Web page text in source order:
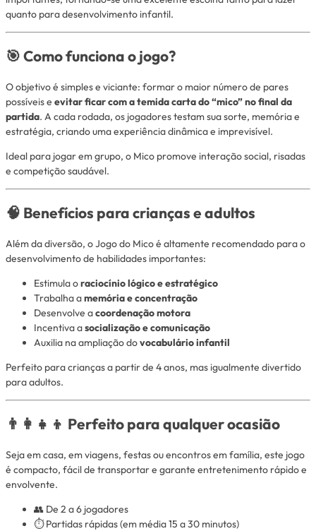
quanto para desenvolvimento infantil.
🎯 Como funciona o jogo?
O objetivo é simples e viciante: formar o maior número de pares
possíveis e evitar ficar com a temida carta do “mico” no final da
partida. A cada rodada, os jogadores testam sua sorte, memória e
estratégia, criando uma experiência dinâmica e imprevisível.
Ideal para jogar em grupo, o Mico promove interação social, risadas
e competição saudável.
🧠 Benefícios para crianças e adultos
Além da diversão, o Jogo do Mico é altamente recomendado para o
desenvolvimento de habilidades importantes:
Estimula oraciocínio lógico e estratégico
Trabalha amemória e concentração
Desenvolve acoordenação motora
Incentiva asocialização e comunicação
Auxilia na ampliação dovocabulário infantil
Perfeito para crianças a partir de 4 anos, mas igualmente divertido
para adultos.
👨‍👩‍👧‍👦 Perfeito para qualquer ocasião
Seja em casa, em viagens, festas ou encontros em família, este jogo
é compacto, fácil de transportar e garante entretenimento rápido e
envolvente.
👥 De 2 a 6 jogadores
⏱️ Partidas rápidas (em média 15 a 30 minutos)